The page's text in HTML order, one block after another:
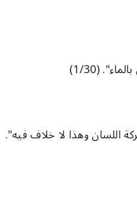
(1/30)
اللسان وهذا لا خلاف فيه".